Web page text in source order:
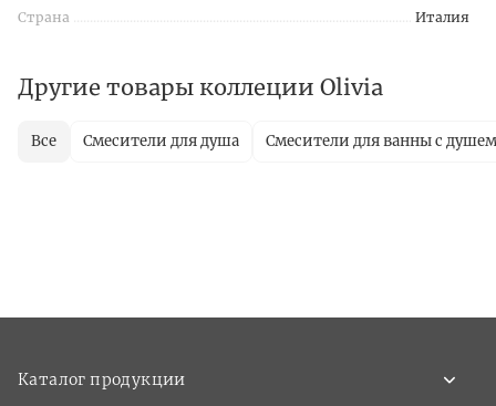
Страна
Италия
Другие товары коллеции Olivia
Все Смесители для душа Смесители для ванны с душем
Каталог продукции